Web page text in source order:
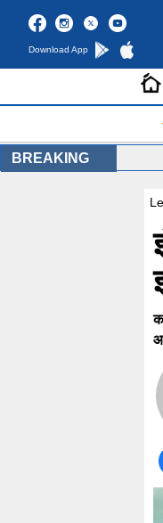
Download App
BREAKING